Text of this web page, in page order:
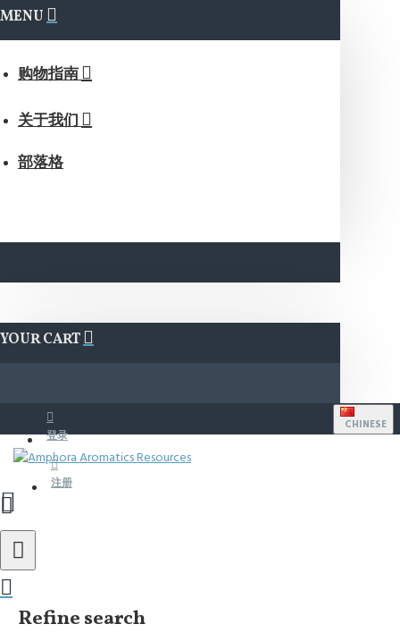
MENU
购物指南
关于我们
部落格
YOUR CART
登录
注册
CHINESE
Refine search